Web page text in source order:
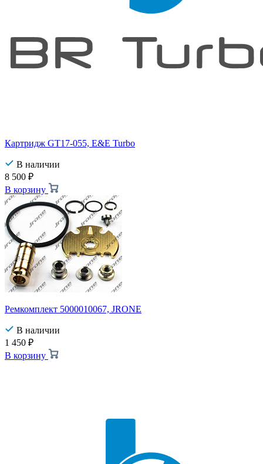
Картридж GT17-055, E&E Turbo
В наличии
8 500 ₽
В корзину
Ремкомплект 5000010067, JRONE
В наличии
1 450 ₽
В корзину